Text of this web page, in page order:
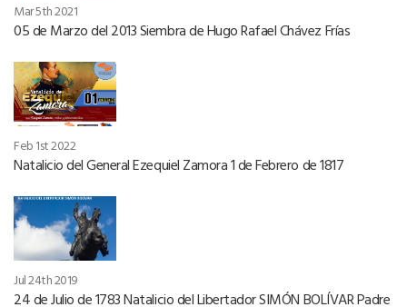
Mar 5th 2021
05 de Marzo del 2013 Siembra de Hugo Rafael Chávez Frías
Feb 1st 2022
Natalicio del General Ezequiel Zamora 1 de Febrero de 1817
Jul 24th 2019
24 de Julio de 1783 Natalicio del Libertador SIMÓN BOLÍVAR Padre